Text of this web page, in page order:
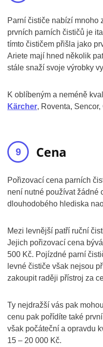
Parní čističe nabízí mnoho
prvních parních čističů je
tímto čističem přišla jako
Ariete mají hned několik
stále snaží svoje výrobky
K oblíbeným a neméně
Kärcher, Roventa, Sencor,
Cena
Pořizovací cena parních
není nutné používat žádné
dlouhodobého hlediska
Mezi levnější patří ruční
Jejich pořizovací cena
500 Kč. Pojízdné parní
levné čističe však nejsou
zakoupit raději přístroj za
Ty nejdražší vás pak
cenu pak pořídíte také
však počáteční a opravdu
15 – 20 000 Kč.